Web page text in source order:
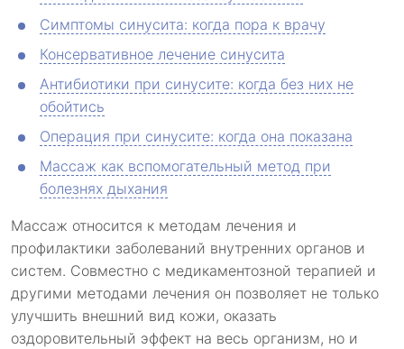
Симптомы синусита: когда пора к врачу
Консервативное лечение синусита
Антибиотики при синусите: когда без них не
обойтись
Операция при синусите: когда она показана
Массаж как вспомогательный метод при
болезнях дыхания
Массаж относится к методам лечения и
профилактики заболеваний внутренних органов и
систем. Совместно с медикаментозной терапией и
другими методами лечения он позволяет не только
улучшить внешний вид кожи, оказать
оздоровительный эффект на весь организм, но и